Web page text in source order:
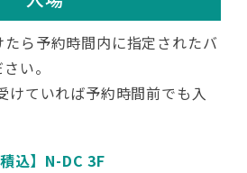
ら予約時間内に指定されたバ
い。
ていれば予約時間前でも入
積込】N-DC 3F